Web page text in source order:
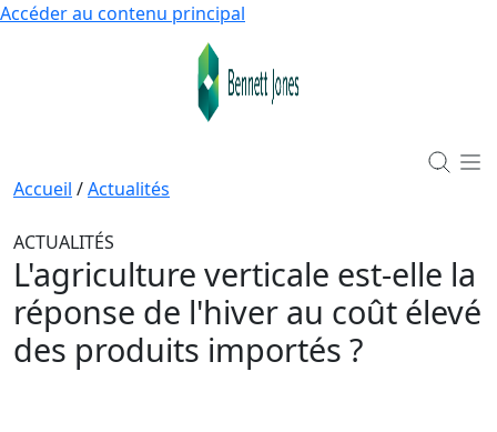
Accéder au contenu principal
Accueil /Actualités
ACTUALITÉS
L'agriculture verticale est-elle la
réponse de l'hiver au coût élevé
des produits importés ?